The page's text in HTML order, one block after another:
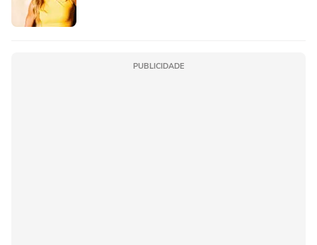
PUBLICIDADE